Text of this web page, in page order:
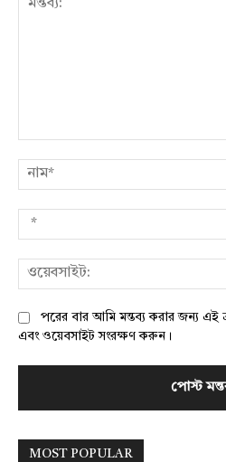
পরের বার আমি মন্তব্য করার জন্য এই
এবং ওয়েবসাইট সংরক্ষণ করুন।
MOST POPULAR